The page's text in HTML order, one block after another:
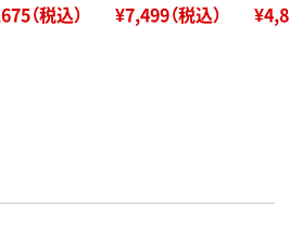
（税込） ¥7,499（税込）